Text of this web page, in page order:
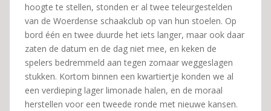
hoogte te stellen, stonden er al twee teleurgestelden
van de Woerdense schaakclub op van hun stoelen. Op
bord één en twee duurde het iets langer, maar ook daar
zaten de datum en de dag niet mee, en keken de
spelers bedremmeld aan tegen zomaar weggeslagen
stukken. Kortom binnen een kwartiertje konden we al
een verdieping lager limonade halen, en de moraal
herstellen voor een tweede ronde met nieuwe kansen.